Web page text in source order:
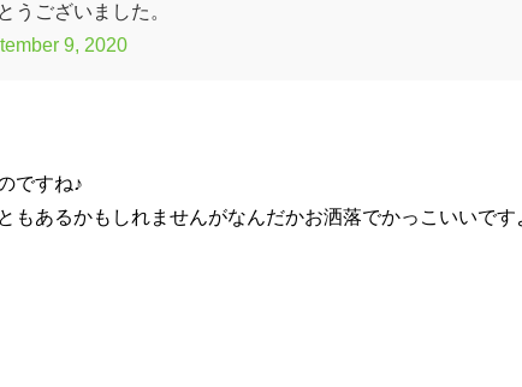
うございました。
9, 2020
ですね♪
もあるかもしれませんがなんだかお洒落でかっこいいです